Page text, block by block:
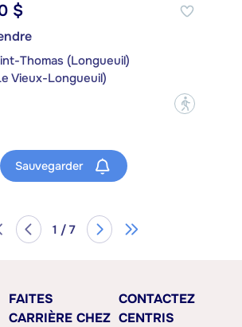
$
Thomas (Longueuil)
Vieux-Longueuil)
?
Sauvegarder
1 / 7
FAITES
CARRIÈRE CHEZ
CONTACTEZ
CENTRIS